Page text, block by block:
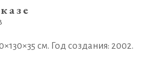
см. Год создания: 2002.